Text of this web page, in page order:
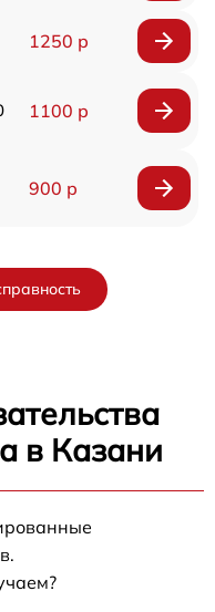
1250 р
1100 р
900 р
в Казани